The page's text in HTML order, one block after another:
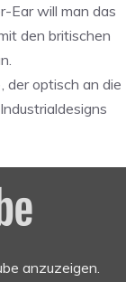
Ear will man das
den britischen
der optisch an die
anzuzeigen.